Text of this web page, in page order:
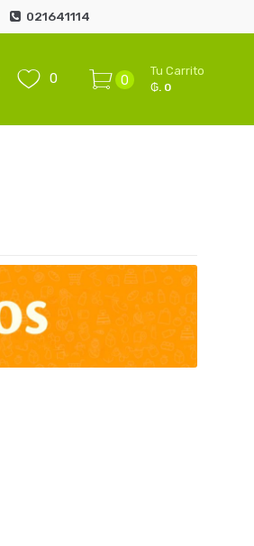
021641114
0 0
Tu Carrito
₲. 0